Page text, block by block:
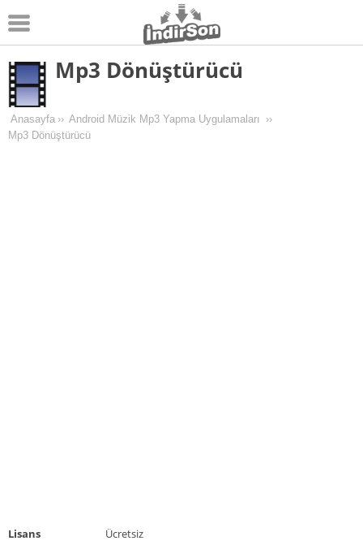
Android
Pc Oyunları
Windows
Mp3 Dönüştürücü
Anasayfa ›› Android Müzik Mp3 Yapma Uygulamaları ››
Mp3 Dönüştürücü
Lisans
Ücretsiz